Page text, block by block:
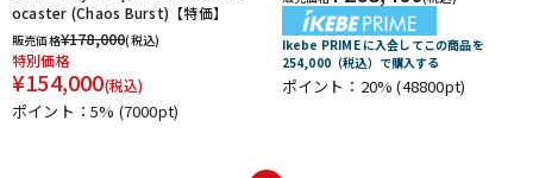
ocaster (Chaos Burst)【特価】
販売価格¥178,000(税込)
特別価格
¥154,000(税込)
ポイント：5% (7000pt)
Ikebe PRIME に入会してこの商品を
254,000（税込）で購入する
ポイント：20%(48800pt)